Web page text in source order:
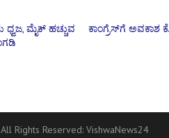
ಮೈಕ್ ಹಚ್ಚುವ
ಕಾಂಗ್ರೆಸ್​ಗೆ ಅವಕಾಶ
All Rights Reserved: VishwaNews24